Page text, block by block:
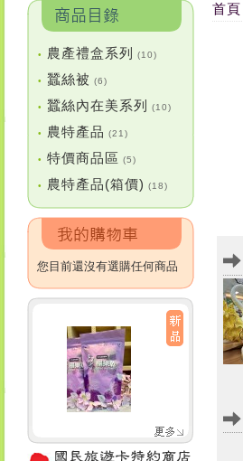
• 農產禮盒系列 (10)
• 蠶絲被 (6)
• 蠶絲內在美系列 (10)
• 農特產品 (21)
• 特價商品區 (5)
• 農特產品(箱價) (18)
您目前還沒有選購任何商品
首頁